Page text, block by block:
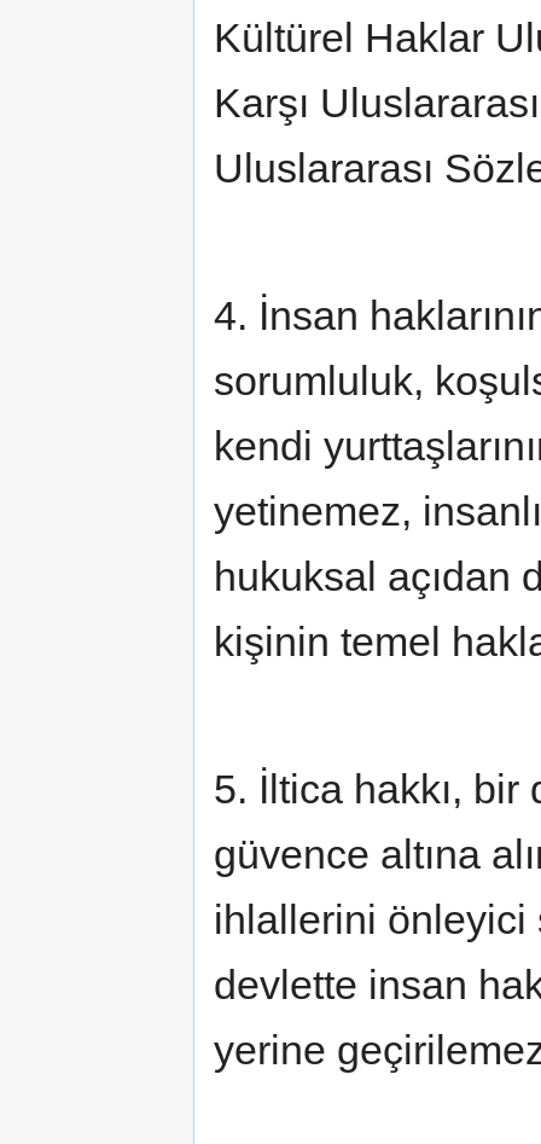
Kültürel Haklar
Karşı
Uluslararası
4. İnsan
sorumluluk,
kendi
yetinemez,
hukuksal açıdan
kişinin temel
5. İltica hakkı,
güvence altına
ihlallerini önleyici
devlette insan
yerine